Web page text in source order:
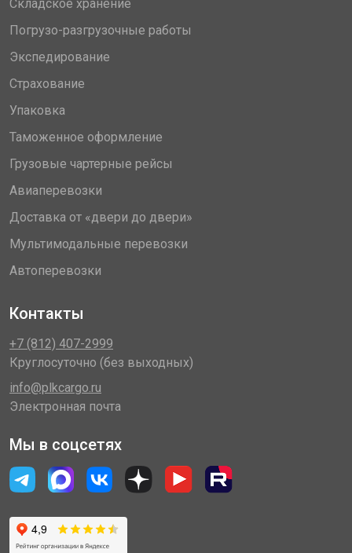
Складское хранение
Погрузо-разгрузочные работы
Экспедирование
Страхование
Упаковка
Таможенное оформление
Грузовые чартерные рейсы
Авиаперевозки
Доставка от «двери до двери»
Мультимодальные перевозки
Автоперевозки
Контакты
+7 (812) 407-2999
Круглосуточно (без выходных)
info@plkcargo.ru
Электронная почта
Мы в соцсетях